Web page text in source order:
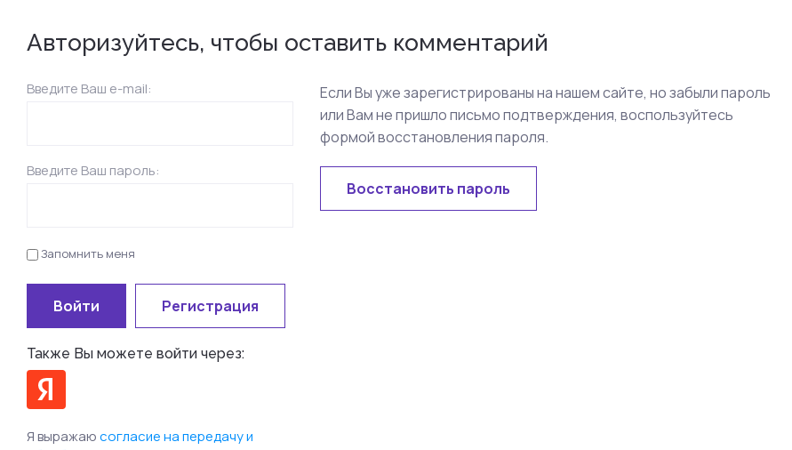
Авторизуйтесь, чтобы оставить комментарий
Введите Ваш e-mail:
Введите Ваш пароль:
Запомнить меня
Войти Регистрация
Если Вы уже зарегистрированы на нашем сайте, но забыли пароль
или Вам не пришло письмо подтверждения, воспользуйтесь
формой восстановления пароля.
Восстановить пароль
Также Вы можете войти через:
Я выражаюсогласие на передачу и